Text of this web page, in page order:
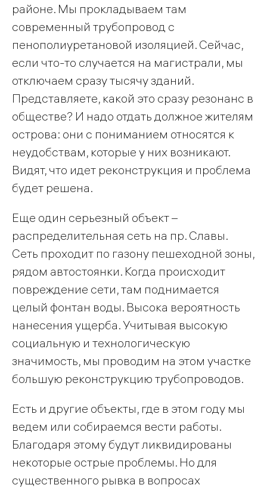
районе. Мы прокладываем там
современный трубопровод с
пенополиуретановой изоляцией. Сейчас,
если что-то случается на магистрали, мы
отключаем сразу тысячу зданий.
Представляете, какой это сразу резонанс в
обществе? И надо отдать должное жителям
острова: они с пониманием относятся к
неудобствам, которые у них возникают.
Видят, что идет реконструкция и проблема
будет решена.
Еще один серьезный объект –
распределительная сеть на пр. Славы.
Сеть проходит по газону пешеходной зоны,
рядом автостоянки. Когда происходит
повреждение сети, там поднимается
целый фонтан воды. Высока вероятность
нанесения ущерба. Учитывая высокую
социальную и технологическую
значимость, мы проводим на этом участке
большую реконструкцию трубопроводов.
Есть и другие объекты, где в этом году мы
ведем или собираемся вести работы.
Благодаря этому будут ликвидированы
некоторые острые проблемы. Но для
существенного рывка в вопросах